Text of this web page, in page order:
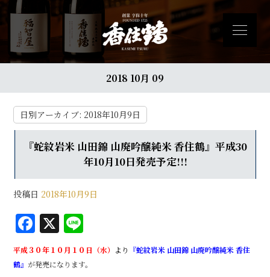
2018 10月 09
日別アーカイブ: 2018年10月9日
『蛇紋岩米 山田錦 山廃吟醸純米 香住鶴』平成30
年10月10日発売予定!!!
投稿日 2018年10月9日
F
a
c
X
n
e
平成３０年１０月１０日（水） より 『蛇紋岩米 山田錦 山廃吟醸純米 香住
鶴』 が発売になります。